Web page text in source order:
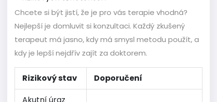
Chcete si být jistí, že je pro vás terapie vhodná?
Nejlepší je domluvit si konzultaci. Každý zkušený
terapeut má jasno, kdy má smysl metodu použít, a
kdy je lepší nejdřív zajít za doktorem.
Rizikový stav
Doporučení
Akutní úraz